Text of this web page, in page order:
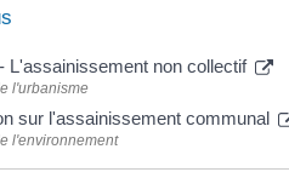
L'assainissement non collectif
l'urbanisme
sur l'assainissement communal
l'environnement